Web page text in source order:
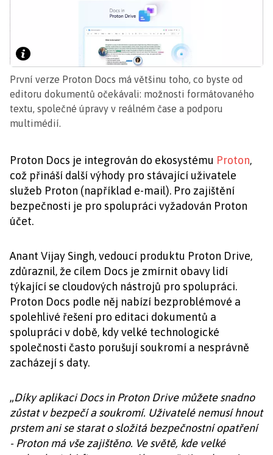
První verze Proton Docs má většinu toho, co byste od
editoru dokumentů očekávali: možnosti formátovaného
textu, společné úpravy v reálném čase a podporu
multimédií.
Proton Docs je integrován do ekosystému Proton,
což přináší další výhody pro stávající uživatele
služeb Proton (například e-mail). Pro zajištění
bezpečnosti je pro spolupráci vyžadován Proton
účet.
Anant Vijay Singh, vedoucí produktu Proton Drive,
zdůraznil, že cílem Docs je zmírnit obavy lidí
týkající se cloudových nástrojů pro spolupráci.
Proton Docs podle něj nabízí bezproblémové a
spolehlivé řešení pro editaci dokumentů a
spolupráci v době, kdy velké technologické
společnosti často porušují soukromí a nesprávně
zacházejí s daty.
„Díky aplikaci Docs in Proton Drive můžete snadno
zůstat v bezpečí a soukromí. Uživatelé nemusí hnout
prstem ani se starat o složitá bezpečnostní opatření
- Proton má vše zajištěno. Ve světě, kde velké